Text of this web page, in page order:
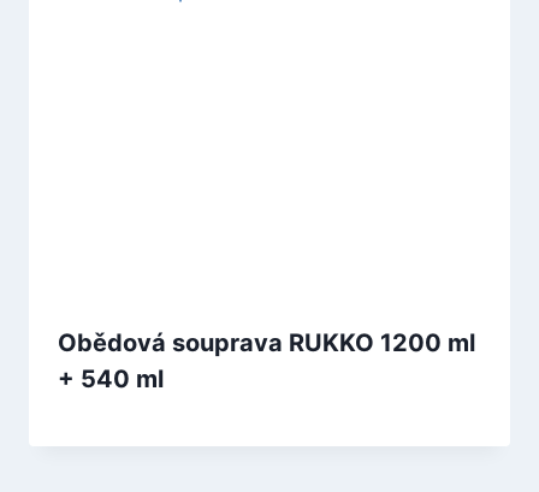
Obědová souprava RUKKO 1200 ml
+ 540 ml